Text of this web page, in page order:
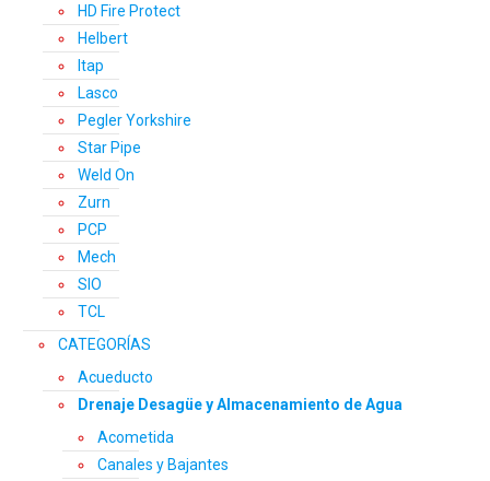
HD Fire Protect
Helbert
Itap
Lasco
Pegler Yorkshire
Star Pipe
Weld On
Zurn
PCP
Mech
SIO
TCL
CATEGORÍAS
Acueducto
Drenaje Desagüe y Almacenamiento de Agua
Acometida
Canales y Bajantes